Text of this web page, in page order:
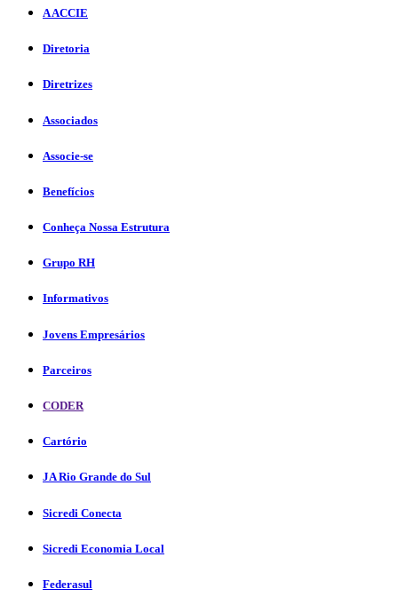
A ACCIE
Diretoria
Diretrizes
Associados
Associe-se
Benefícios
Conheça Nossa Estrutura
Grupo RH
Informativos
Jovens Empresários
Parceiros
CODER
Cartório
JA Rio Grande do Sul
Sicredi Conecta
Sicredi Economia Local
Federasul